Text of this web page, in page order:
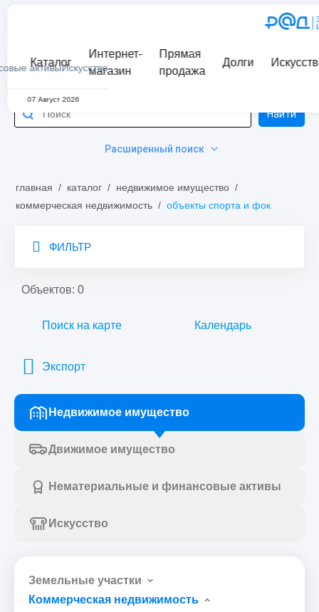
активыИскусство
Каталог
Интернет-
магазин
Прямая
продажа
Долги
07 Август 2026
Расширенный поиск
Найти
главная / каталог / недвижимое имущество /
коммерческая недвижимость / объекты спорта и фок
ФИЛЬТР
Объектов: 0
Поиск на карте Календарь
Экспорт
Недвижимое имущество
Движимое имущество
Нематериальные и финансовые активы
Искусство
Земельные участки
Коммерческая недвижимость